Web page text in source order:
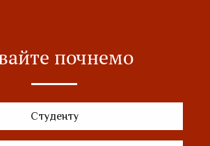
почнемо
Студенту